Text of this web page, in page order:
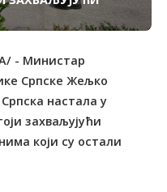
- Министар
Српске Жељко
настала у
захваљујући
који су остали